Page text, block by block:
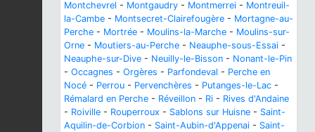
Montchevrel - Montgaudry - Montmerrei - Montreuil-
la-Cambe - Montsecret-Clairefougère - Mortagne-au-
Perche - Mortrée - Moulins-la-Marche - Moulins-sur-
Orne - Moutiers-au-Perche - Neauphe-sous-Essai -
Neauphe-sur-Dive - Neuilly-le-Bisson - Nonant-le-Pin
- Occagnes - Orgères - Parfondeval - Perche en
Nocé - Perrou - Pervenchères - Putanges-le-Lac -
Rémalard en Perche - Réveillon - Ri - Rives d'Andaine
- Roiville - Rouperroux - Sablons sur Huisne - Saint-
Aquilin-de-Corbion - Saint-Aubin-d'Appenai - Saint-